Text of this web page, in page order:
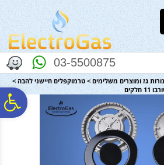
נגישות
אתר
המרכזי
03-5500875
גז ומוצרים משלימים> טרמוקפלים חיישני להבה >